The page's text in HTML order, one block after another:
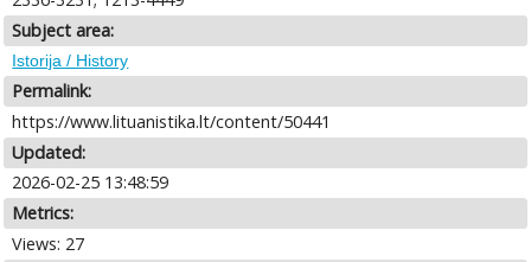
Subject area:
Istorija / History
Permalink:
https://www.lituanistika.lt/content/50441
Updated:
2026-02-25 13:48:59
Metrics:
Views: 27